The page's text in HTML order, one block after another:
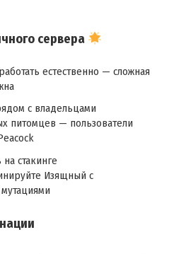
сервера
естественно — сложная
с владельцами
питомцев — пользователи
стакинге
Изящный с